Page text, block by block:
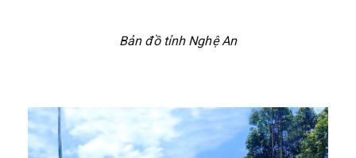
Bản đồ tỉnh Nghệ An